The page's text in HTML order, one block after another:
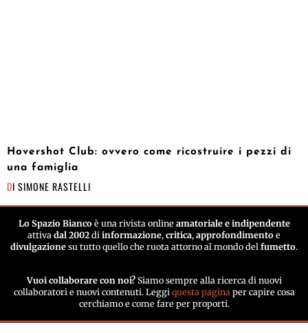
Hovershot Club: ovvero come ricostruire i pezzi di
una famiglia
DI SIMONE RASTELLI
Lo Spazio Biancoè una rivista online amatoriale e indipendente
attiva dal 2002 di informazione, critica, approfondimento e
divulgazione su tutto quello che ruota attorno al mondo del fumetto.
Vuoi collaborare con noi? Siamo sempre alla ricerca di nuovi
collaboratori e nuovi contenuti. Leggi questa paginaper capire cosa
cerchiamo e come fare per proporti.